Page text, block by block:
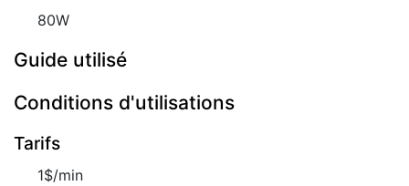
80W
Guide utilisé
Conditions d'utilisations
Tarifs
1$/min